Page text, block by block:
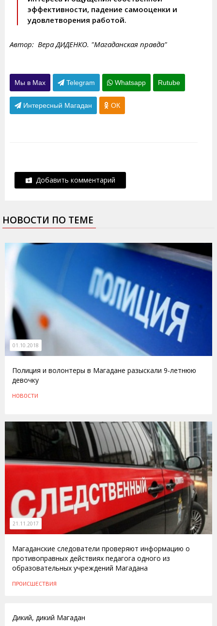
эффективности, падение самооценки и
удовлетворения работой.
Автор: Вера ДИДЕНКО. "Магаданская правда"
Мы в Max Telegram Whatsapp Rutube
Интересный Магадан ОК
Добавить комментарий
НОВОСТИ ПО ТЕМЕ
01.10.2018
Полиция и волонтеры в Магадане разыскали 9-летнюю
девочку
НОВОСТИ
21.11.2017
Магаданские следователи проверяют информацию о
противоправных действиях педагога одного из
образовательных учреждений Магадана
ПРОИСШЕСТВИЯ
Дикий, дикий Магадан